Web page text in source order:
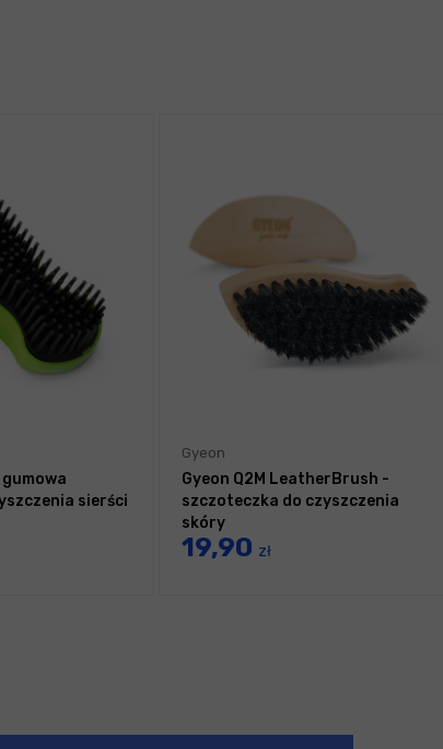
sierści
Gyeon
Gyeon Q2M LeatherBrush -
szczoteczka do czyszczenia
skóry
19,90 zł